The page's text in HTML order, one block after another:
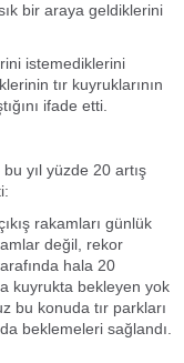
bir araya geldiklerini
istemediklerini
tır kuyruklarının
ifade etti.
yıl yüzde 20 artış
rakamları günlük
değil, rekor
hala 20
kuyrukta bekleyen yok
bu konuda tır parkları
beklemeleri sağlandı.